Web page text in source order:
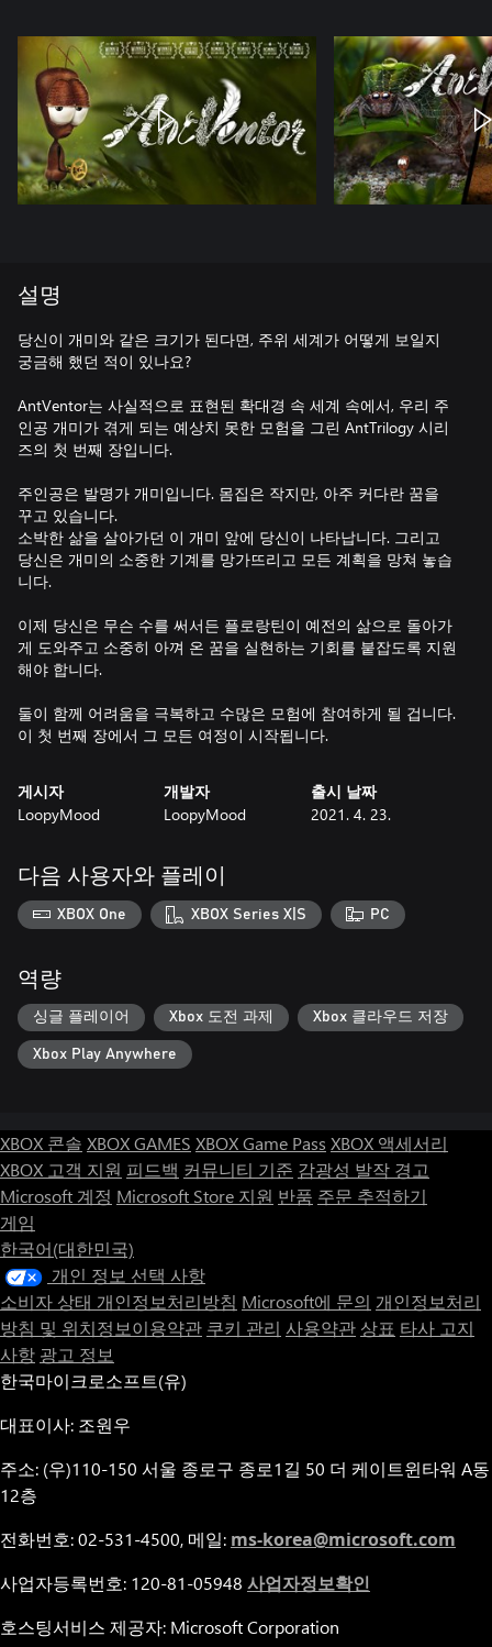
설명
당신이 개미와 같은 크기가 된다면, 주위 세계가 어떻게 보일지
궁금해 했던 적이 있나요?
AntVentor는 사실적으로 표현된 확대경 속 세계 속에서, 우리 주
인공 개미가 겪게 되는 예상치 못한 모험을 그린 AntTrilogy 시리
즈의 첫 번째 장입니다.
주인공은 발명가 개미입니다. 몸집은 작지만, 아주 커다란 꿈을
꾸고 있습니다.
소박한 삶을 살아가던 이 개미 앞에 당신이 나타납니다. 그리고
당신은 개미의 소중한 기계를 망가뜨리고 모든 계획을 망쳐 놓습
니다.
이제 당신은 무슨 수를 써서든 플로랑틴이 예전의 삶으로 돌아가
게 도와주고 소중히 아껴 온 꿈을 실현하는 기회를 붙잡도록 지원
해야 합니다.
둘이 함께 어려움을 극복하고 수많은 모험에 참여하게 될 겁니다.
이 첫 번째 장에서 그 모든 여정이 시작됩니다.
게시자
LoopyMood
개발자
LoopyMood
출시 날짜
2021. 4. 23.
다음 사용자와 플레이
XBOX One XBOX Series X|S PC
역량
싱글 플레이어 Xbox 도전 과제 Xbox 클라우드 저장
Xbox Play Anywhere
XBOX 콘솔 XBOX GAMES XBOX Game Pass XBOX 액세서리
XBOX 고객 지원 피드백 커뮤니티 기준 감광성 발작 경고
Microsoft 계정 Microsoft Store 지원 반품 주문 추적하기
게임
한국어(대한민국)
개인 정보 선택 사항
소비자 상태 개인정보처리방침 Microsoft에 문의 개인정보처리
방침 및 위치정보이용약관 쿠키 관리 사용약관 상표 타사 고지
사항 광고 정보
한국마이크로소프트(유)
대표이사: 조원우
주소: (우)110-150 서울 종로구 종로1길 50 더 케이트윈타워 A동
12층
전화번호: 02-531-4500, 메일: ms-korea@microsoft.com
사업자등록번호: 120-81-05948 사업자정보확인
호스팅서비스 제공자: Microsoft Corporation